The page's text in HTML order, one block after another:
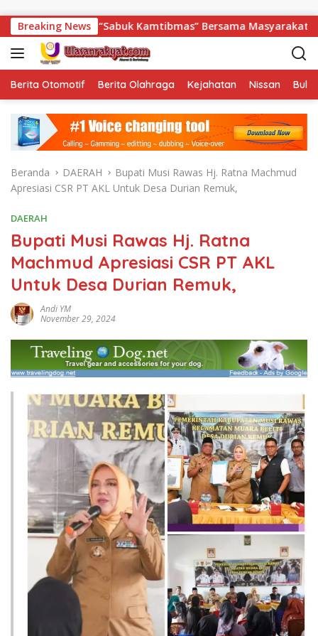
Breaking News
“Sabuk Kamtibmas” Bersama Masyarakat Sambut
Berita Otomotif Berita Olahraga Kejahatan Nissan
Beranda DAERAH
Bupati Musi Rawas Hj. Ratna Machmud
Apresiasi CSR PT AKL Untuk Desa Durian Remuk,
DAERAH
Bupati Musi Rawas Hj. Ratna
Machmud Apresiasi CSR PT AKL
Untuk Desa Durian Remuk,
Andi YM
November 29, 2024